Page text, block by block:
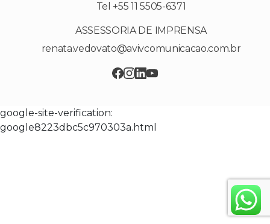
Tel +55 11 5505-6371
ASSESSORIA DE IMPRENSA
renata.vedovato@avivcomunicacao.com.br
google-site-verification:
google8223dbc5c970303a.html